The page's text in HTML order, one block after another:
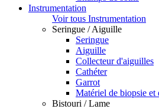
Instrumentation
Voir tous Instrumentation
Seringue / Aiguille
Seringue
Aiguille
Collecteur d'aiguilles
Cathéter
Garrot
Matériel de biopsie et
Bistouri / Lame